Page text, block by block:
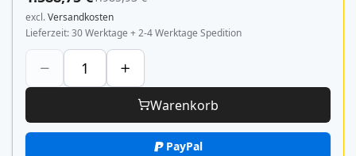
excl.Versandkosten
Lieferzeit 30 Werktage + 2-4 Werktage Spedition
Warenkorb
PayPal